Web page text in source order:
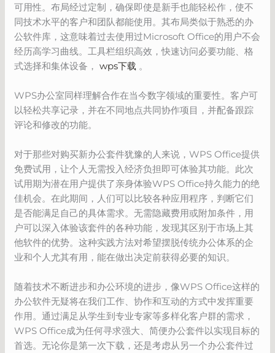
可用性。布局经过定制，确保即使是新手也能轻松作，使不
同技术水平的客户和团队都能使用。其布局类似于熟悉的办
公软件库，这意味着过去使用过Microsoft Office的用户不会
经历高学习曲线。工具栏组织高效，快速访问必要功能、格
式选择和集体设备，wps下载 。
WPS办公室同样理解合作在当今数字领域的重要性。客户可
以轻松共享记录，并在不同地点共同协作项目，并配备跟踪
评论和修改的功能。
对于那些对购买新办公套件犹豫的人来说，WPS Office提供
免费试用，让个人无需投入经济负担即可体验其功能。此次
试用期为潜在用户提供了亲身体验WPS Office持久能力的绝
佳机会。在此期间，人们可以比较各种应用程序，判断它们
是否能满足自己的具体需求。无需隐藏费用或附加条件，用
户可以深入体验该套件的各种功能，发现其区别于市场上其
他软件的优势。这种实践方法对希望摆脱传统办公体系的企
业和个人尤其有用，能在做出决定前获得必要的知识。
随着技术不断进步和办公环境的进步，像WPS Office这样的
办公软件无疑将在我们工作、协作和互动的方式中发挥重要
作用。通过满足从学生到专业专家等多样化客户群的需求，
WPS Office成为任何寻求强大、简便办公套件以实现目标的
首选。无论你是第一次下载，还是考虑从另一个办公套件过